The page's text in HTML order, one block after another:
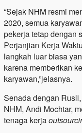
“Sejak NHM resmi
2020, semua
pekerja tetap dengan
Perjanjian Kerja
langkah luar biasa
karena memberikan
karyawan,”jelasnya.
Senada dengan
NHM, Andi Mochtar,
tenaga kerja